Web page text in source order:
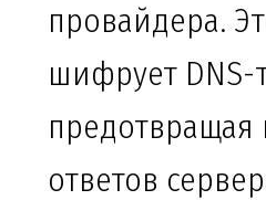
провайдера.
шифрует DNS-
предотвращая
ответов